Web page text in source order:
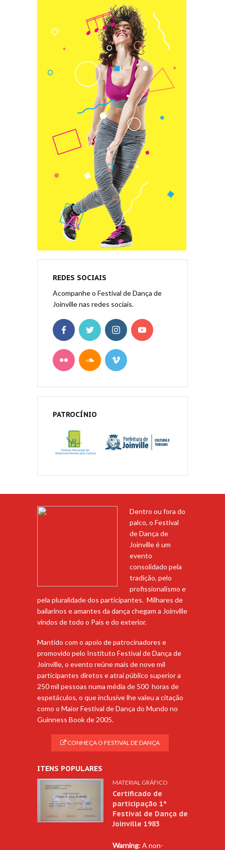
REDES SOCIAIS
Acompanhe o Festival de Dança de
Joinville nas redes sociais.
PATROCÍNIO
Dentro ou fora do
palco, o Festival
de Dança de
Joinville é um
evento
consolidado pela
tradição, pelo
profissionalismo e
pela pluralidade dos participantes. Milhares de
bailarinos e amantes da dança chegam a Joinville
vindos de todo o País e do exterior.
Mantido com o apoio de patrocinadores e
promovido pelo Instituto Festival de Dança de
Joinville, o evento reúne mais de nove mil
participantes diretos e atrai público superior a
250 mil pessoas numa média de 500 horas de
espetáculos, o que inclusive lhe valeu a citação
como o Maior Festival de Dança do Mundo no
Guinness Book de 2005.
CONHEÇA O FESTIVAL DE DANÇA
ITENS POPULARES
MATERIAL GRÁFICO
Certificado de
participação 1º
Festival de Dança de
Joinville 1983
Warning: A non-